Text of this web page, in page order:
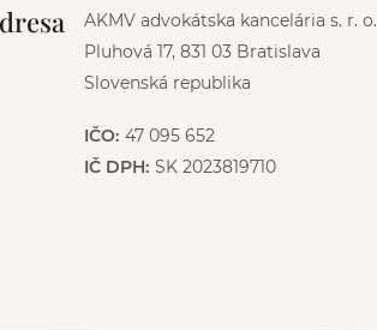
AKMV advokátska kancelária s. r. o.
Pluhová 17, 831 03 Bratislava
Slovenská republika
IČO: 47 095 652
IČ DPH: SK 2023819710